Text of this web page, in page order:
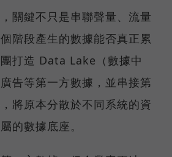
關鍵不只是串聯聲量、流量
階段產生的數據能否真正累
打造 Data Lake（數據中
告等第一方數據，並串接第
將原本分散於不同系統的資
的數據底座。